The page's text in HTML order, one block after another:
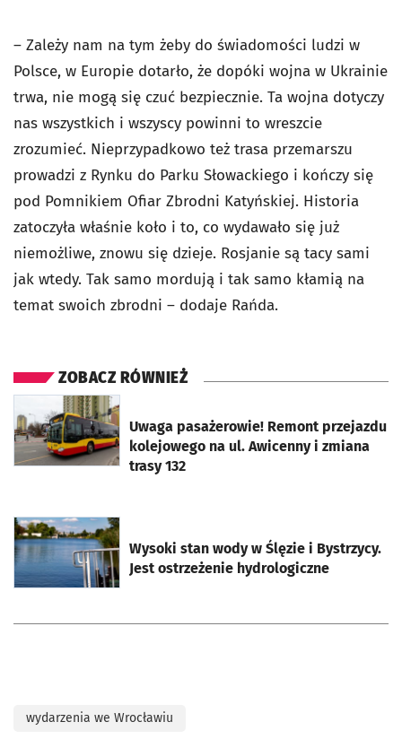
– Zależy nam na tym żeby do świadomości ludzi w
Polsce, w Europie dotarło, że dopóki wojna w Ukrainie
trwa, nie mogą się czuć bezpiecznie. Ta wojna dotyczy
nas wszystkich i wszyscy powinni to wreszcie
zrozumieć. Nieprzypadkowo też trasa przemarszu
prowadzi z Rynku do Parku Słowackiego i kończy się
pod Pomnikiem Ofiar Zbrodni Katyńskiej. Historia
zatoczyła właśnie koło i to, co wydawało się już
niemożliwe, znowu się dzieje. Rosjanie są tacy sami
jak wtedy. Tak samo mordują i tak samo kłamią na
temat swoich zbrodni – dodaje Rańda.
ZOBACZ RÓWNIEŻ
Uwaga pasażerowie! Remont przejazdu
kolejowego na ul. Awicenny i zmiana
trasy 132
otworzy się w nowej karcie
Wysoki stan wody w Ślęzie i Bystrzycy.
Jest ostrzeżenie hydrologiczne
otworzy się w nowej karcie
wydarzenia we Wrocławiu